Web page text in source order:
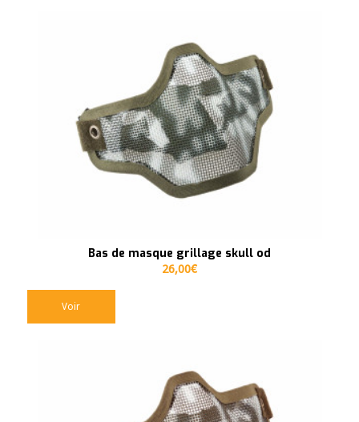
Bas de masque grillage skull od
26,00€
Voir